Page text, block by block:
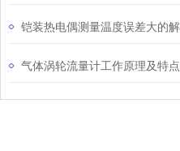
气体涡轮流量计工作原理及特点